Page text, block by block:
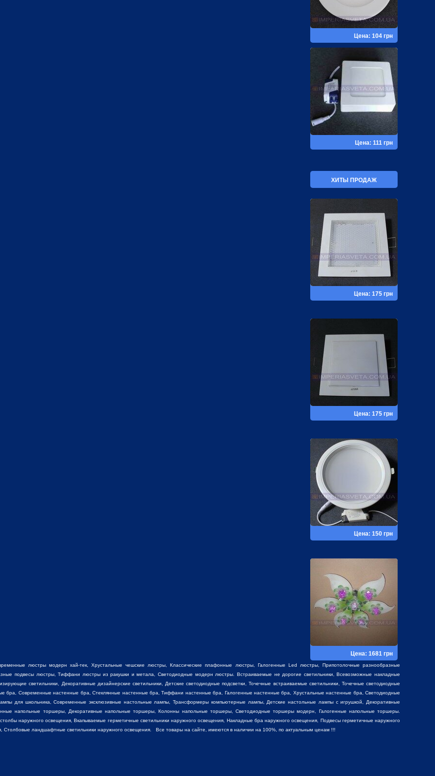
Цена: 104 грн
Цена: 111 грн
ХИТЫ ПРОДАЖ
Цена: 175 грн
Цена: 175 грн
Цена: 150 грн
Цена: 1681 грн
люстры модерн хай-тек, Хрустальные чешские люстры,Классические плафонные люстры, Галогенные Led люстры, Припотолочные разнообразные
подвесы люстры,Тиффани люстрыиз ракушки и метала, Светодиодные модерн люстры. Встраиваемые не дорогие светильники, Всевозможные накладные
светильники, Декоративные дизайнерские светильники , Детские светодиодные подсветки, Точечные встраиваемые светильники, Точечные светодиодные
бра, Современные настенные бра, Стеклянные настенные бра, Тиффани настенные бра, Галогенные настенные бра, Хрустальные настенные бра, Светодиодные
для школьника, Современные эксклюзивные настольные лампы, Трансформеры компьютерные лампы, Детские настольные лампы с игрушкой, Декоративные
напольные торшеры, Декоративные напольные торшеры, Колонны напольные торшеры, Светодиодные торшеры модерн, Галогенные напольные торшеры.
наружного освещения, Вкапываемые герметичные светильники наружного освещения, Накладные бра наружного освещения, Подвесы герметичные наружного
Столбовые ландшафтные светильники наружного освещения. Все товары на сайте, имеются в наличии на 100%, по актуальным ценам !!!